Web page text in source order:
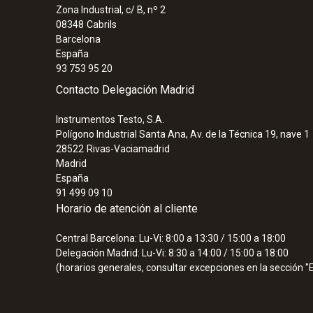
Zona Industrial, c/ B, nº 2
08348 Cabrils
Barcelona
España
93 753 95 20
Contacto Delegación Madrid
Instrumentos Testo, S.A.
Polígono Industrial Santa Ana, Av. de la Técnica 19, nave 1
28522 Rivas-Vaciamadrid
Madrid
España
91 499 09 10
Horario de atención al cliente
Central Barcelona: Lu-Vi: 8:00 a 13:30 / 15:00 a 18:00
Delegación Madrid: Lu-Vi: 8:30 a 14:00 / 15:00 a 18:00
(horarios generales, consultar excepciones en la sección